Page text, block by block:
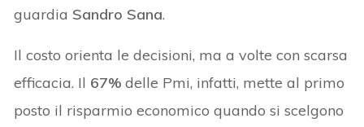
guardia Sandro Sana.
Il costo orienta le decisioni, ma a volte con scarsa
efficacia. Il 67% delle Pmi, infatti, mette al primo
posto il risparmio economico quando si scelgono